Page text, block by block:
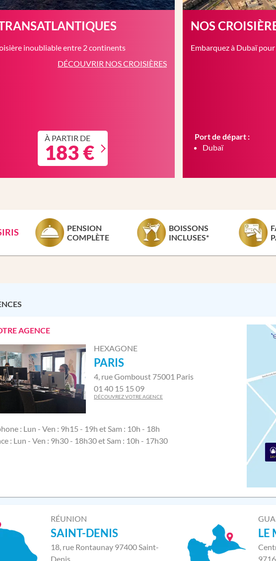
inoubliable entre 2 continents
DÉCOUVRIR NOS CROISIÈRES
À PARTIR DE
183 €
NOS
Embarquez à Dubaï
Port de départ :
Dubaï
PENSION
COMPLÈTE
BOISSONS
INCLUSES*
AGENCE
HEXAGONE
PARIS
4, rue Gomboust 75001 Paris
01 40 15 15 09
DÉCOUVREZ VOTRE AGENCE
: Lun - Ven : 9h15 - 19h et Sam : 10h - 18h
: Lun - Ven : 9h30 - 18h30 et Sam : 10h - 17h30
RÉUNION
SAINT-DENIS
18, rue Rontaunay 97400 Saint-
Denis
LE